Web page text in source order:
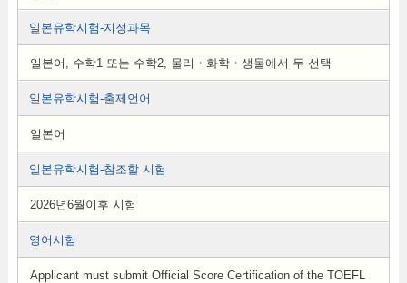
일본유학시험-지정과목
일본어, 수학1 또는 수학2, 물리・화학・생물에서 두 선택
일본유학시험-출제언어
일본어
일본유학시험-참조할 시험
2026년6월이후 시험
영어시험
Applicant must submit Official Score Certification of the TOEFL